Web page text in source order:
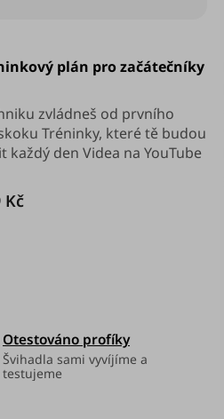
plán pro začátečníky
Kč
zvládneš od prvního
Tréninky, které tě budou
každý den Videa na YouTube
Otestováno profíky
Švihadla sami vyvíjíme a
testujeme